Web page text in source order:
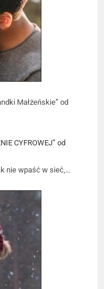
Małżeńskie” od
CYFROWEJ” od
nie wpaść w sieć,…